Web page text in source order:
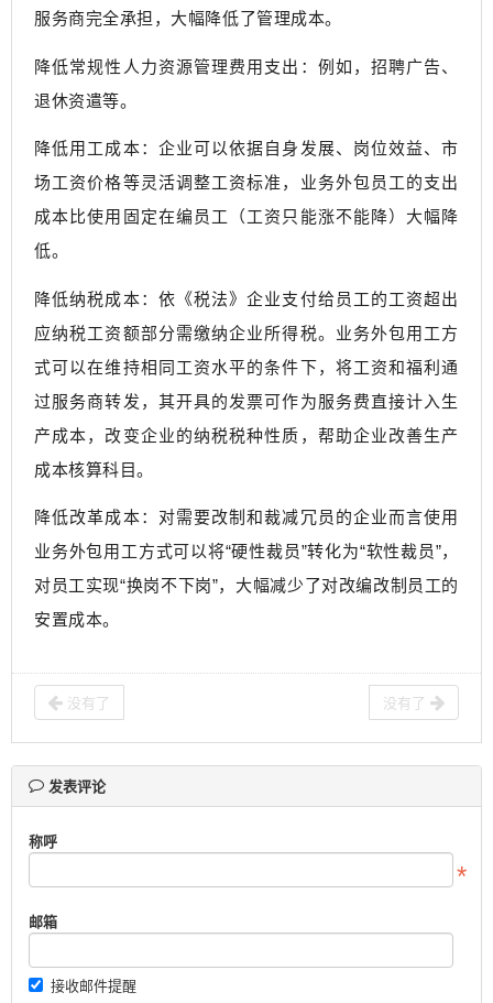
服务商完全承担，大幅降低了管理成本。
降低常规性人力资源管理费用支出：例如，招聘广告、
退休资遣等。
降低用工成本：企业可以依据自身发展、岗位效益、市
场工资价格等灵活调整工资标准，业务外包员工的支出
成本比使用固定在编员工（工资只能涨不能降）大幅降
低。
降低纳税成本：依《税法》企业支付给员工的工资超出
应纳税工资额部分需缴纳企业所得税。业务外包用工方
式可以在维持相同工资水平的条件下，将工资和福利通
过服务商转发，其开具的发票可作为服务费直接计入生
产成本，改变企业的纳税税种性质，帮助企业改善生产
成本核算科目。
降低改革成本：对需要改制和裁减冗员的企业而言使用
业务外包用工方式可以将“硬性裁员”转化为“软性裁员”，
对员工实现“换岗不下岗”，大幅减少了对改编改制员工的
安置成本。
没有了 没有了
发表评论
称呼
邮箱
接收邮件提醒